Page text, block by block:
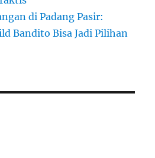
di Padang Pasir:
Bandito Bisa Jadi Pilihan